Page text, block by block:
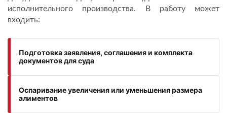
исполнительного производства. В работу может
входить:
Подготовка заявления, соглашения и комплекта
документов для суда
Оспаривание увеличения или уменьшения размера
алиментов